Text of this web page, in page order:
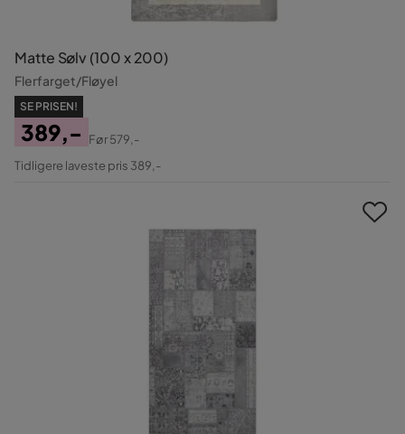
Matte Sølv (100 x 200)
Flerfarget/Fløyel
SE PRISEN!
Pris
389,-
Original
Før579,-
Tidligere laveste pris 389,-